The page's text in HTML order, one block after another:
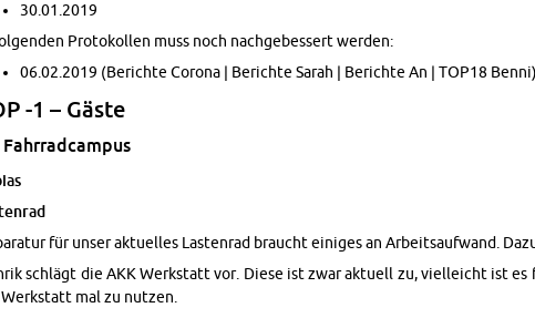
30.01.2019
Pro­tokollen muss noch nachgebessert wer­den:
06.02.2019 (Berichte Corona | Berichte Sarah | Berichte An | TOP18 Benni)
-1 – Gäste
Fahrrad­cam­pus
für unser ak­tuelles Las­ten­rad braucht einiges an Ar­beit­saufwand.
schlägt die AKK Werk­statt vor. Diese ist zwar ak­tuell zu, vielle­icht ist es
mal zu nutzen.